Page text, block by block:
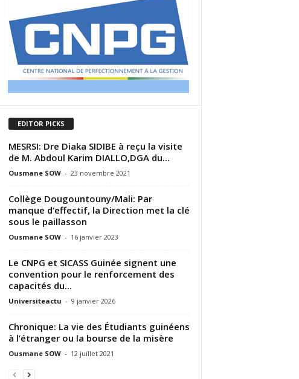
EDITOR PICKS
MESRSI: Dre Diaka SIDIBE à reçu la visite
de M. Abdoul Karim DIALLO,DGA du...
Ousmane SOW - 23 novembre 2021
Collège Dougountouny/Mali: Par
manque d’effectif, la Direction met la clé
sous le paillasson
Ousmane SOW - 16 janvier 2023
Le CNPG et SICASS Guinée signent une
convention pour le renforcement des
capacités du...
Universiteactu - 9 janvier 2026
Chronique: La vie des Étudiants guinéens
à l’étranger ou la bourse de la misère
Ousmane SOW - 12 juillet 2021